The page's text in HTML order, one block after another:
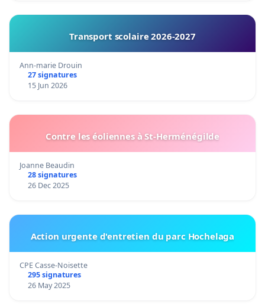
Transport scolaire 2026-2027
Ann-marie Drouin
27 signatures
15 Jun 2026
Contre les éoliennes à St-Herménégilde
Joanne Beaudin
28 signatures
26 Dec 2025
Action urgente d'entretien du parc Hochelaga
CPE Casse-Noisette
295 signatures
26 May 2025